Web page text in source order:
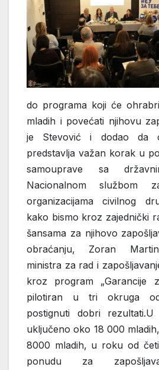
do programa koji će
mladih i povećati njihovu
je Stevović i dodao da
predstavlja važan korak u
samouprave sa
Nacionalnom službom
organizacijama civilnog
kako bismo kroz zajednički
šansama za njihovo
obraćanju, Zoran
ministra za rad i
kroz program „Garancije
pilotiran u tri okruga
postignuti dobri
uključeno oko 18 000
8000 mladih, u roku od
ponudu za